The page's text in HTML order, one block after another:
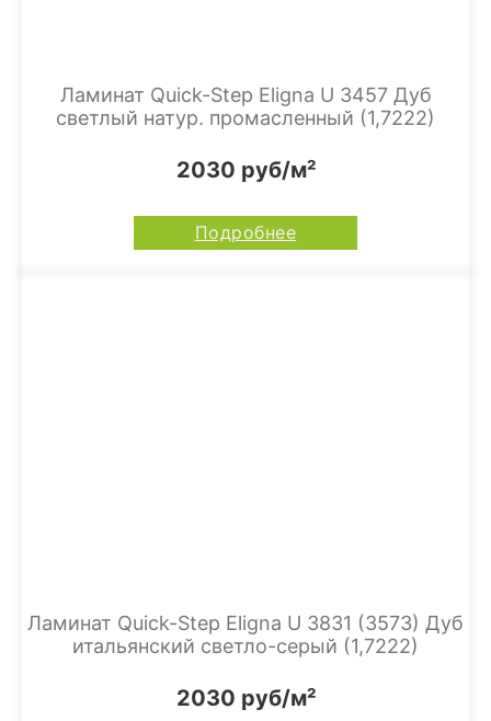
Ламинат Quick-Step Eligna U 3457 Дуб
светлый натур. промасленный (1,7222)
2030 руб/м²
Подробнее
Ламинат Quick-Step Eligna U 3831 (3573) Дуб
итальянский светло-серый (1,7222)
2030 руб/м²